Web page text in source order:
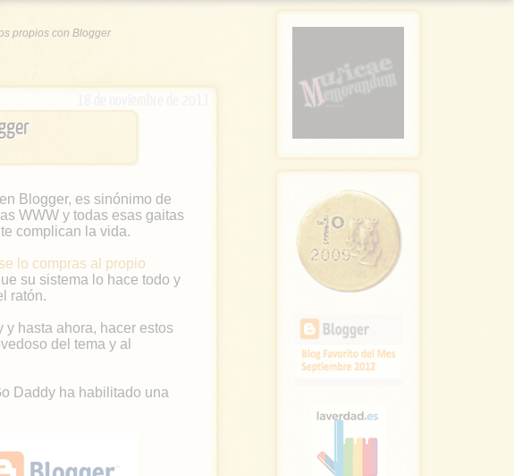
propios con Blogger
Blogger, es sinónimo de
WWW y todas esas gaitas
complican la vida.
lo compras al propio
su sistema lo hace todo y
ratón.
y hasta ahora, hacer estos
del tema y al
Daddy ha habilitado una